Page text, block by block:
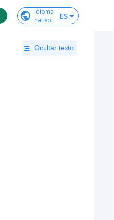
Idioma
nativo: ES
Ocultar texto